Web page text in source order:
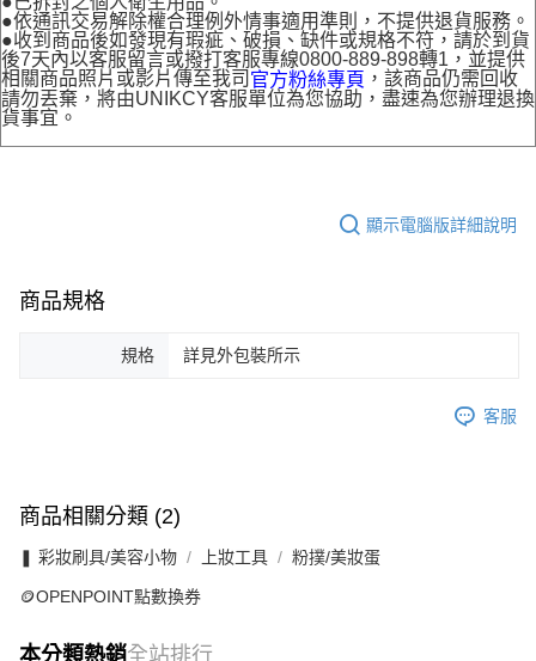
●依通訊交易解除權合理例外情事適用準則，不提供退貨服務。
●收到商品後如發現有瑕疵、破損、缺件或規格不符，請於到貨
後7天內以客服留言或撥打客服專線0800-889-898轉1，並提供
相關商品照片或影片傳至我司 官方粉絲專頁 ，該商品仍需回收
請勿丟棄，將由UNIKCY客服單位為您協助，盡速為您辦理退換
貨事宜。
顯示電腦版詳細說明
商品規格
規格 詳見外包裝所示
客服
商品相關分類 (2)
❚ 彩妝刷具/美容小物 上妝工具 粉撲/美妝蛋
🪙OPENPOINT點數換券
本分類熱銷全站排行